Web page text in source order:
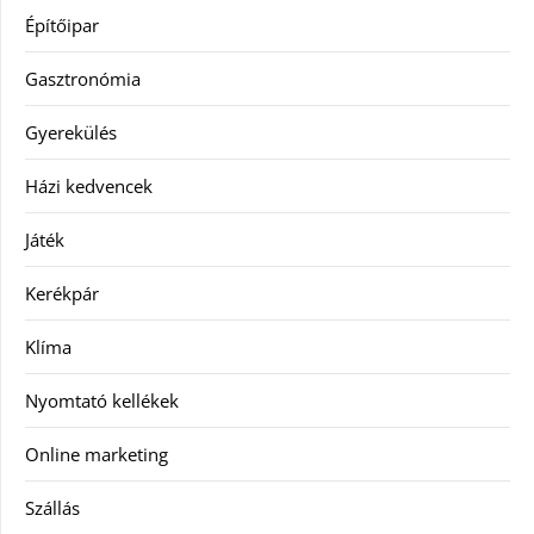
Építőipar
Gasztronómia
Gyerekülés
Házi kedvencek
Játék
Kerékpár
Klíma
Nyomtató kellékek
Online marketing
Szállás